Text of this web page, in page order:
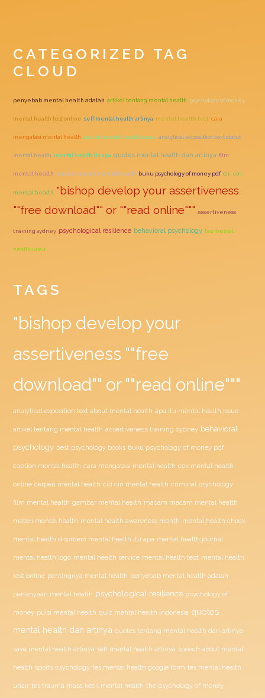
CATEGORIZED TAG
CLOUD
penyebab mental health adalah artikel tentang mental health psychology of money
mental health test online self mental health artinya mental health test cara
mengatasi mental health apa itu mental health issue analytical exposition text about
mental health mental health itu apa quotes mental health dan artinya film
mental health macam macam mental health buku psychology of money pdf ciri ciri
mental health "bishop develop your assertiveness
""free download"" or ""read online""" assertiveness
training sydney psychological resilience behavioral psychology tes mental
health unair
TAGS
"bishop develop your
assertiveness ""free
download"" or ""read online"""
analytical exposition text about mental health apa itu mental health issue
artikel tentang mental health assertiveness training sydney behavioral
psychology best psychology books buku psychology of money pdf
caption mental health cara mengatasi mental health cek mental health
online cerpen mental health ciri ciri mental health criminal psychology
film mental health gambar mental health macam macam mental health
materi mental health mental health awareness month mental health check
mental health disorders mental health itu apa mental health journal
mental health logo mental health service mental health test mental health
test online pentingnya mental health penyebab mental health adalah
pertanyaan mental health psychological resilience psychology of
money puisi mental health quiz mental health indonesia quotes
mental health dan artinya quotes tentang mental health dan artinya
save mental health artinya self mental health artinya speech about mental
health sports psychology tes mental health google form tes mental health
unair tes trauma masa kecil mental health the psychology of money